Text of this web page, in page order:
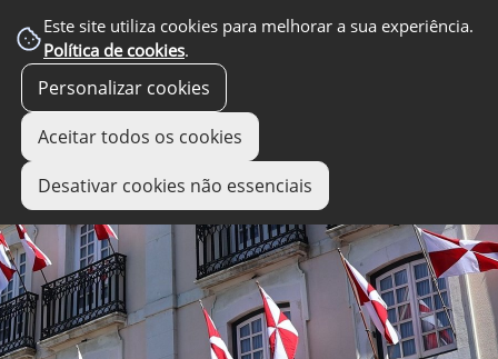
Este site utiliza cookies para melhorar a sua experiência.
Política de cookies.
Personalizar cookies
Aceitar todos os cookies
Desativar cookies não essenciais
links úteis